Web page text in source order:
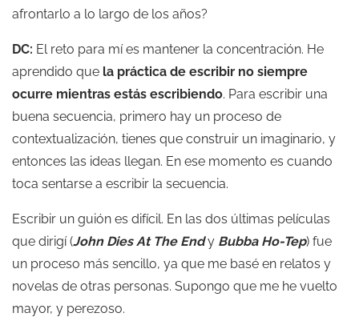
afrontarlo a lo largo de los años?
DC: El reto para mí es mantener la concentración. He
aprendido que la práctica de escribir no siempre
ocurre mientras estás escribiendo. Para escribir una
buena secuencia, primero hay un proceso de
contextualización, tienes que construir un imaginario, y
entonces las ideas llegan. En ese momento es cuando
toca sentarse a escribir la secuencia.
Escribir un guión es difícil. En las dos últimas películas
que dirigí (John Dies At The Endy Bubba Ho-Tep) fue
un proceso más sencillo, ya que me basé en relatos y
novelas de otras personas. Supongo que me he vuelto
mayor, y perezoso.